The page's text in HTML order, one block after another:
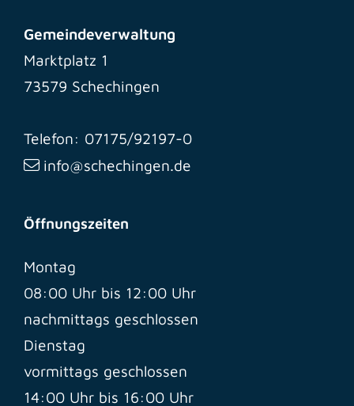
Gemeindeverwaltung
Marktplatz 1
73579 Schechingen
Telefon: 07175/92197-0
info@schechingen.de
Öffnungszeiten
Montag
08:00 Uhr bis 12:00 Uhr
nachmittags geschlossen
Dienstag
vormittags geschlossen
14:00 Uhr bis 16:00 Uhr